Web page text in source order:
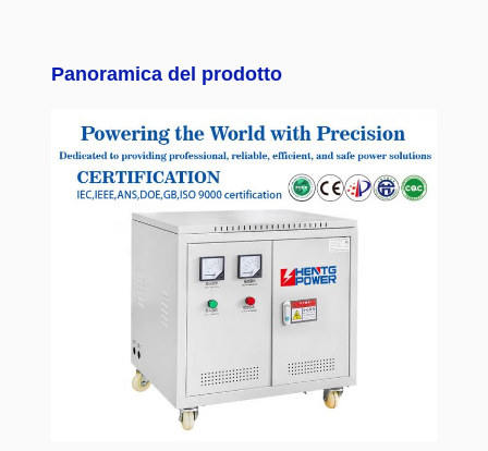
Panoramica del prodotto